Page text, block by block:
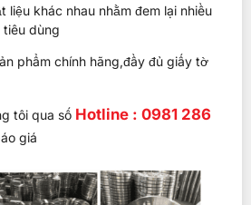
khác nhau nhằm đem lại nhiều
dùng
phẩm chính hãng,đầy đủ giấy tờ
tôi qua số Hotline : 0981 286
giá